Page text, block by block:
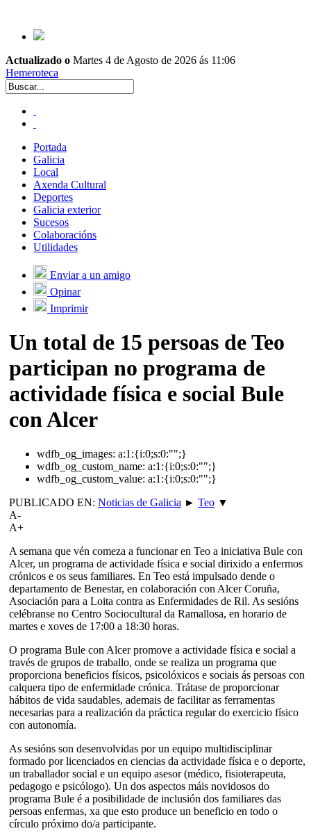
Actualizado o Martes 4 de Agosto de 2026 ás 11:06
Hemeroteca
Portada
Galicia
Local
Axenda Cultural
Deportes
Galicia exterior
Sucesos
Colaboracións
Utilidades
Enviar a un amigo
Opinar
Imprimir
Un total de 15 persoas de Teo
participan no programa de
actividade física e social Bule
con Alcer
wdfb_og_images: a:1:{i:0;s:0:"";}
wdfb_og_custom_name: a:1:{i:0;s:0:"";}
wdfb_og_custom_value: a:1:{i:0;s:0:"";}
PUBLICADO EN: Noticias de Galicia ► Teo ▼
A-
A+
A semana que vén comeza a funcionar en Teo a iniciativa Bule con
Alcer, un programa de actividade física e social dirixido a enfermos
crónicos e os seus familiares. En Teo está impulsado dende o
departamento de Benestar, en colaboración con Alcer Coruña,
Asociación para a Loita contra as Enfermidades de Ril. As sesións
celébranse no Centro Sociocultural da Ramallosa, en horario de
martes e xoves de 17:00 a 18:30 horas.
O programa Bule con Alcer promove a actividade física e social a
través de grupos de traballo, onde se realiza un programa que
proporciona beneficios físicos, psicolóxicos e sociais ás persoas con
calquera tipo de enfermidade crónica. Trátase de proporcionar
hábitos de vida saudables, ademais de facilitar as ferramentas
necesarias para a realización da práctica regular do exercicio físico
con autonomía.
As sesións son desenvolvidas por un equipo multidisciplinar
formado por licenciados en ciencias da actividade física e o deporte,
un traballador social e un equipo asesor (médico, fisioterapeuta,
pedagogo e psicólogo). Un dos aspectos máis novidosos do
programa Bule é a posibilidade de inclusión dos familiares das
persoas enfermas, xa que esto produce un beneficio en todo o
círculo próximo do/a participante.